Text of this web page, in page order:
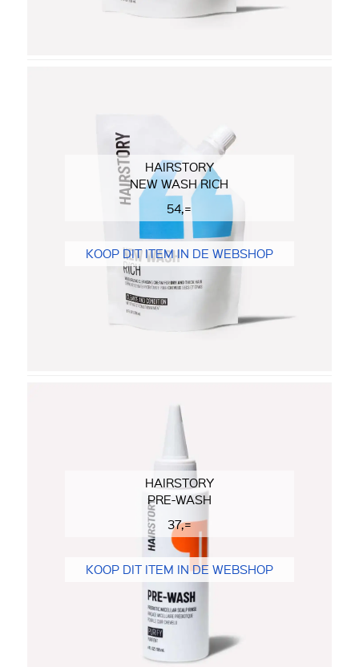
HAIRSTORY
NEW WASH RICH
54,=
KOOP DIT ITEM IN DE WEBSHOP
HAIRSTORY
PRE-WASH
37,=
KOOP DIT ITEM IN DE WEBSHOP